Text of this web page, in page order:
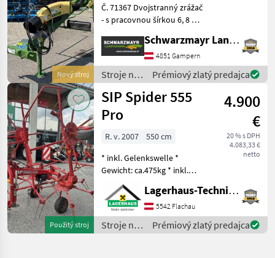
Nový stroj
Č. 71367 Dvojstranný zrážač
- s pracovnou šírkou 6, 8 m -
hrotmi (prepravná výška 3
990 mm) - s 4 zdvihacími
dvojitými hrotmi na
každom ra
Schwarzmayr Landtechnik GmbH - Gampern
4851 Gampern
Stroje na
zber
objemových
krmív /
Krone
Prémiový zlatý predajca
Použitý stroj
SIP Spider 555
Pro
4.900
€
20 % s DPH
4.083,33 €
netto
R. v. 2007
550 cm
* inkl. Gelenkswelle *
Gewicht: ca.475kg * inkl.
Tastrad * hydraulisch
klappbar * mech.
Grenzstreueinrichtung Wir
bitten telefonisch oder per
Mail Ihren Besuc
Lagerhaus-Technik Flachau
5542 Flachau
Stroje na
zber
Prémiový zlatý predajca